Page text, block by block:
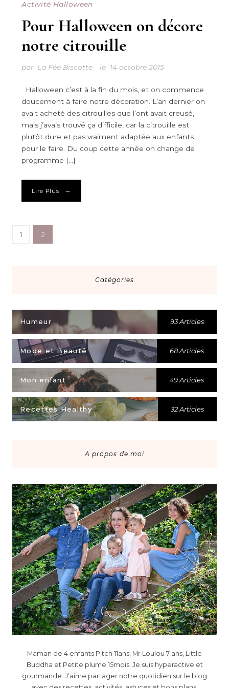
Activité Halloween
Pour Halloween on décore
notre citrouille
par La Fée Biscotte le 14 octobre 2015
Halloween c’est à la fin du mois, et on commence
doucement à faire notre décoration. L’an dernier on
avait acheté des citrouilles que l’ont avait creusé,
mais j’avais trouvé ça difficile, car la citrouille est
plutôt dure et pas vraiment adaptée aux enfants
pour le faire. Du coup cette année on change de
programme […]
Lire Plus →
1 2
Catégories
Humeur 93 Articles
Mode et Beauté 68 Articles
Mon enfant 49 Articles
Recettes Healthy 32 Articles
A propos de moi
Maman de 4 enfants Pitch 11ans, Mr Loulou 7 ans, Little
Buddha et Petite plume 15mois. Je suis hyperactive et
gourmande. J’aime partager notre quotidien sur le blog